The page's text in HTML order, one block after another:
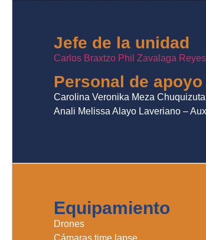
Jefe de la unidad
Carlos Braxtzo Phil Zavalaga
Personal de apoyo
Carolina Veronika Meza
Anali Melissa Alayo Laveriano –
Equipamiento
Drones
Cámaras time lapse